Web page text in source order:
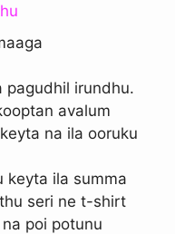
pagudhil irundhu.
avalum
na ila ooruku
keyta ila summa
seri ne t-shirt
poi potunu